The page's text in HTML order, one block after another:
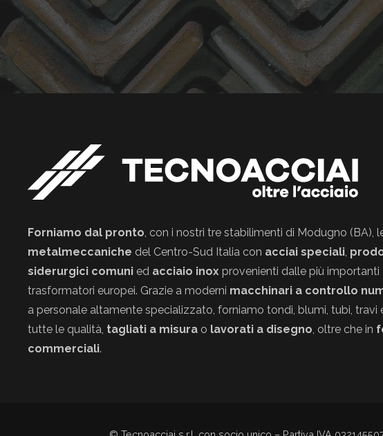
Forniamo dal pronto, con i nostri tre stabilimenti di Modugno (BA),
metalmeccaniche del Centro-Sud Italia con acciai speciali,
siderurgici comuni ed acciaio inox provenienti dalle più importanti
trasformatori europei. Grazie a moderni macchinari a controllo
a personale altamente specializzato, forniamo tondi, blumi, tubi, travi
tutte le qualità, tagliati a misura o lavorati a disegno, oltre che in
commerciali.